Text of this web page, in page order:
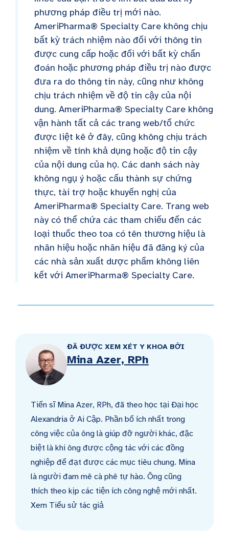
phương pháp điều trị mới nào.
AmeriPharma® Specialty Care không chịu
bất kỳ trách nhiệm nào đối với thông tin
được cung cấp hoặc đối với bất kỳ chẩn
đoán hoặc phương pháp điều trị nào được
đưa ra do thông tin này, cũng như không
chịu trách nhiệm về độ tin cậy của nội
dung. AmeriPharma® Specialty Care không
vận hành tất cả các trang web/tổ chức
được liệt kê ở đây, cũng không chịu trách
nhiệm về tính khả dụng hoặc độ tin cậy
của nội dung của họ. Các danh sách này
không ngụ ý hoặc cấu thành sự chứng
thực, tài trợ hoặc khuyến nghị của
AmeriPharma® Specialty Care. Trang web
này có thể chứa các tham chiếu đến các
loại thuốc theo toa có tên thương hiệu là
nhãn hiệu hoặc nhãn hiệu đã đăng ký của
các nhà sản xuất dược phẩm không liên
kết với AmeriPharma® Specialty Care.
ĐÃ ĐƯỢC XEM XÉT Y KHOA BỞI
Mina Azer, RPh
Tiến sĩ Mina Azer, RPh, đã theo học tại Đại học
Alexandria ở Ai Cập. Phần bổ ích nhất trong
công việc của ông là giúp đỡ người khác, đặc
biệt là khi ông được cộng tác với các đồng
nghiệp để đạt được các mục tiêu chung. Mina
là người đam mê cà phê tự hào. Ông cũng
thích theo kịp các tiện ích công nghệ mới nhất.
Xem Tiểu sử tác giả